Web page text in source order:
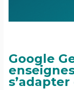
Google